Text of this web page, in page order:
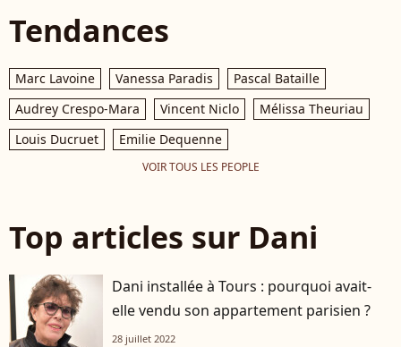
Tendances
Marc Lavoine Vanessa Paradis
Pascal Bataille
Audrey Crespo-Mara
Vincent Niclo
Mélissa Theuriau
Louis Ducruet
Emilie Dequenne
VOIR TOUS LES PEOPLE
Top articles sur Dani
Dani installée à Tours : pourquoi avait-
elle vendu son appartement parisien ?
28 juillet 2022